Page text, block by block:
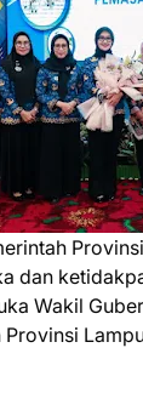
dan
Wakil